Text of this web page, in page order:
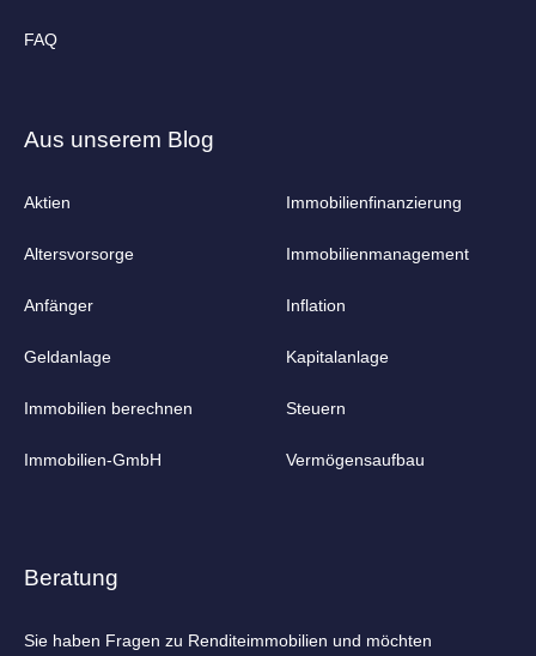
FAQ
Aus unserem Blog
Aktien
Altersvorsorge
Anfänger
Geldanlage
Immobilien berechnen
Immobilien-GmbH
Immobilienfinanzierung
Immobilienmanagement
Inflation
Kapitalanlage
Steuern
Vermögensaufbau
Beratung
Sie haben Fragen zu Rendite­immobilien und möchten